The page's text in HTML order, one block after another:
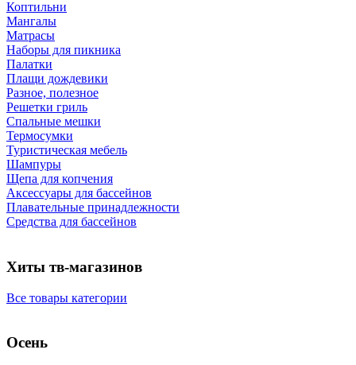
Коптильни
Мангалы
Матрасы
Наборы для пикника
Палатки
Плащи дождевики
Разное, полезное
Решетки гриль
Спальные мешки
Термосумки
Туристическая мебель
Шампуры
Щепа для копчения
Аксессуары для бассейнов
Плавательные принадлежности
Средства для бассейнов
Хиты тв-магазинов
Все товары категории
Осень